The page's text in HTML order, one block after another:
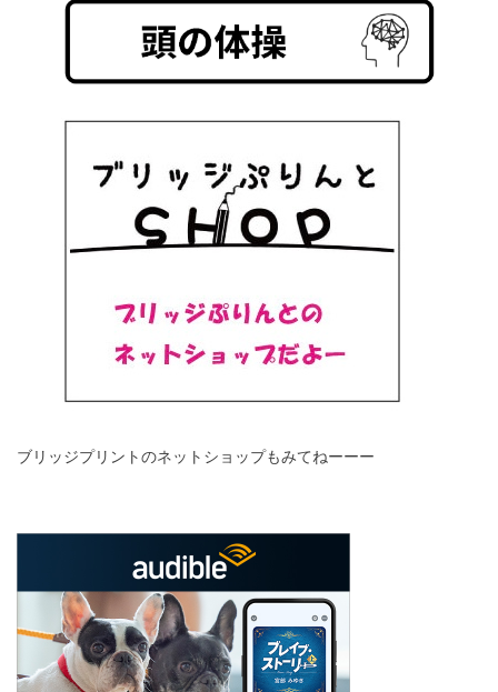
ブリッジプリントのネットショップもみてねーーー